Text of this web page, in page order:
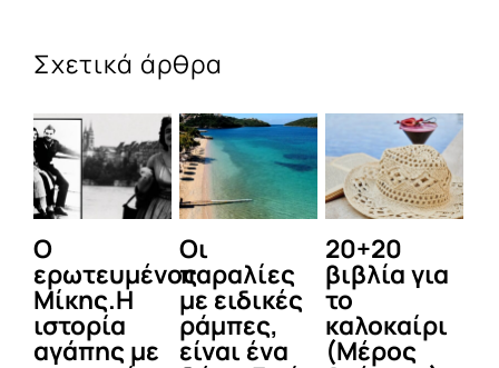
Σχετικά άρθρα
Ο
ερωτευμένος
Μίκης.Η
ιστορία
αγάπης με
Οι
παραλίες
με ειδικές
ράμπες,
είναι ένα
20+20
βιβλία για
το
καλοκαίρι
(Μέρος